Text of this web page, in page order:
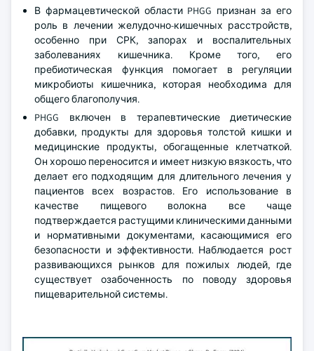
В фармацевтической области PHGG признан за его
роль в лечении желудочно-кишечных расстройств,
особенно при СРК, запорах и воспалительных
заболеваниях кишечника. Кроме того, его
пребиотическая функция помогает в регуляции
микробиоты кишечника, которая необходима для
общего благополучия.
PHGG включен в терапевтические диетические
добавки, продукты для здоровья толстой кишки и
медицинские продукты, обогащенные клетчаткой.
Он хорошо переносится и имеет низкую вязкость, что
делает его подходящим для длительного лечения у
пациентов всех возрастов. Его использование в
качестве пищевого волокна все чаще
подтверждается растущими клиническими данными
и нормативными документами, касающимися его
безопасности и эффективности. Наблюдается рост
развивающихся рынков для пожилых людей, где
существует озабоченность по поводу здоровья
пищеварительной системы.